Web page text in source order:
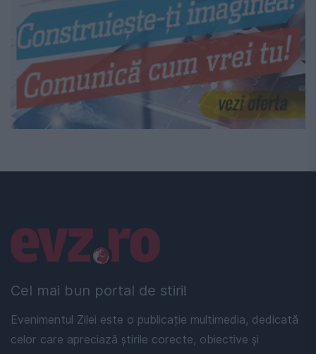
Cel mai bun portal de stiri!
Evenimentul Zilei este o publicație multimedia, dedicată
celor care apreciază știrile corecte, obiective și
Linkuri utile